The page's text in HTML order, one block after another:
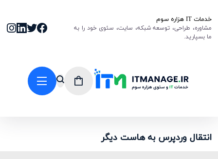
خدمات IT هزاره سوم
مشاوره، طراحی، توسعه شبکه، سایت، سئوی خود را به
ما بسپارید.
انتقال وردپرس به هاست دیگر